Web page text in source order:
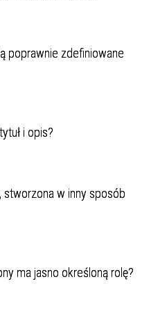
poprawnie zdefiniowane
i opis?
stworzona w inny sposób
ma jasno określoną rolę?